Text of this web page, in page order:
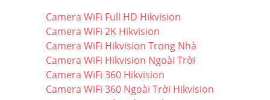
Camera WiFi Full HD Hikvision
Camera WiFi 2K Hikvision
Camera WiFi Hikvision Trong Nhà
Camera WiFi Hikvision Ngoài Trời
Camera WiFi 360 Hikvision
Camera WiFi 360 Ngoài Trời Hikvision